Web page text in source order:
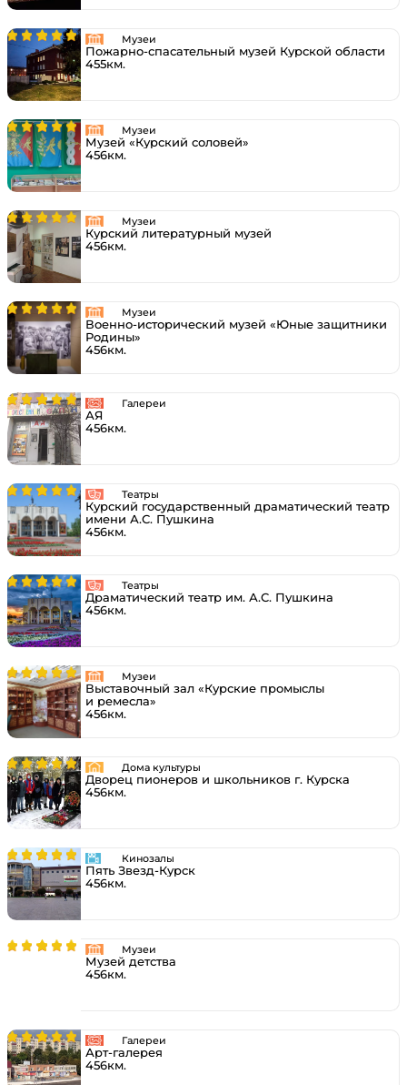
Музеи
Пожарно-спасательный музей Курской области
455км.
Музеи
Музей «Курский соловей»
456км.
Музеи
Курский литературный музей
456км.
Музеи
Военно-исторический музей «Юные защитники
Родины»
456км.
Галереи
АЯ
456км.
Театры
Курский государственный драматический театр
имени А.С. Пушкина
456км.
Театры
Драматический театр им. А.С. Пушкина
456км.
Музеи
Выставочный зал «Курские промыслы
и ремесла»
456км.
Дома культуры
Дворец пионеров и школьников г. Курска
456км.
Кинозалы
Пять Звезд-Курск
456км.
Музеи
Музей детства
456км.
Галереи
Арт-галерея
456км.